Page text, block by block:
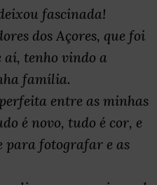
fascinada!
dos Açores, que foi
aí, tenho vindo a
família.
entre as minhas
é novo, tudo é cor, e
para fotografar e as